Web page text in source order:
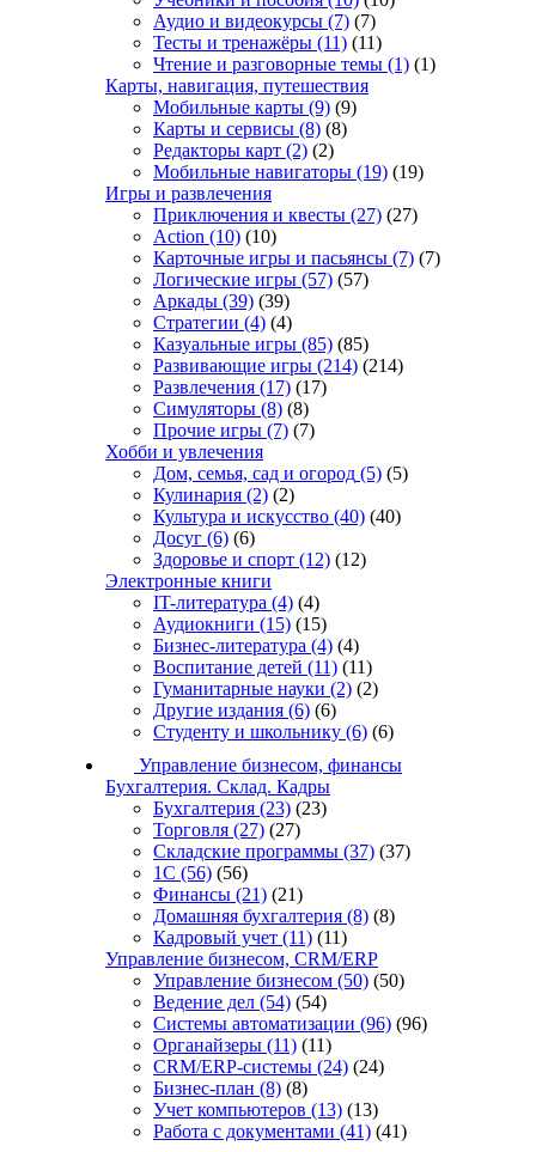
Аудио и видеокурсы (7) (7)
Тесты и тренажёры (11) (11)
Чтение и разговорные темы (1) (1)
Карты, навигация, путешествия
Мобильные карты (9) (9)
Карты и сервисы (8) (8)
Редакторы карт (2) (2)
Мобильные навигаторы (19) (19)
Игры и развлечения
Приключения и квесты (27) (27)
Action (10) (10)
Карточные игры и пасьянсы (7) (7)
Логические игры (57) (57)
Аркады (39) (39)
Стратегии (4) (4)
Казуальные игры (85) (85)
Развивающие игры (214) (214)
Развлечения (17) (17)
Симуляторы (8) (8)
Прочие игры (7) (7)
Хобби и увлечения
Дом, семья, сад и огород (5) (5)
Кулинария (2) (2)
Культура и искусство (40) (40)
Досуг (6) (6)
Здоровье и спорт (12) (12)
Электронные книги
IT-литература (4) (4)
Аудиокниги (15) (15)
Бизнес-литература (4) (4)
Воспитание детей (11) (11)
Гуманитарные науки (2) (2)
Другие издания (6) (6)
Студенту и школьнику (6) (6)
Управление бизнесом, финансы
Бухгалтерия. Склад. Кадры
Бухгалтерия (23) (23)
Торговля (27) (27)
Складские программы (37) (37)
1С (56) (56)
Финансы (21) (21)
Домашняя бухгалтерия (8) (8)
Кадровый учет (11) (11)
Управление бизнесом, CRM/ERP
Управление бизнесом (50) (50)
Ведение дел (54) (54)
Системы автоматизации (96) (96)
Органайзеры (11) (11)
CRM/ERP-системы (24) (24)
Бизнес-план (8) (8)
Учет компьютеров (13) (13)
Работа с документами (41) (41)